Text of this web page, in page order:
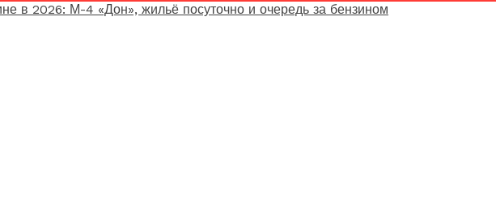
в 2026: М-4 «Дон», жильё посуточно и очередь за бензином